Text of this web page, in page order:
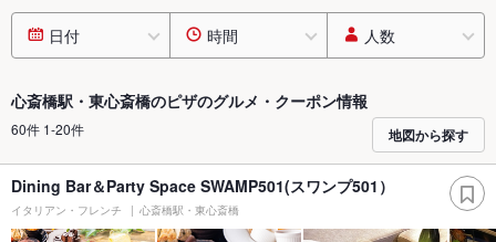
日付 時間 人数
心斎橋駅・東心斎橋のピザのグルメ・クーポン情報
60件 1-20件 地図から探す
Dining Bar＆Party Space SWAMP501(スワンプ501）
イタリアン・フレンチ 心斎橋駅・東心斎橋